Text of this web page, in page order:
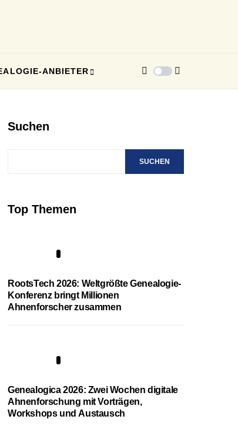
ANBIETER
Suchen
SUCHEN
Top Themen
RootsTech 2026: Weltgrößte Genealogie-
Konferenz bringt Millionen
Ahnenforscher zusammen
Genealogica 2026: Zwei Wochen digitale
Ahnenforschung mit Vorträgen,
Workshops und Austausch